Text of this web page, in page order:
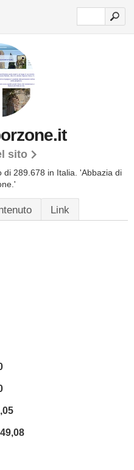
sito
289.678 in Italia. 'Abbazia di
Link